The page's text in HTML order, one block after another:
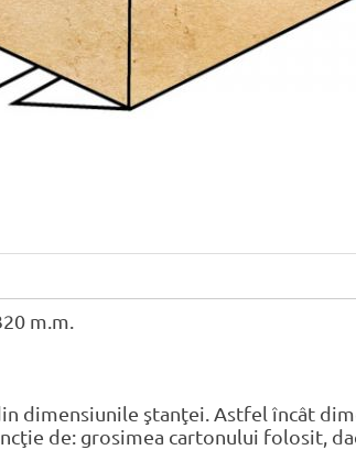
m.m.
dimensiunile ştanţei. Astfel încât
de: grosimea cartonului folosit,